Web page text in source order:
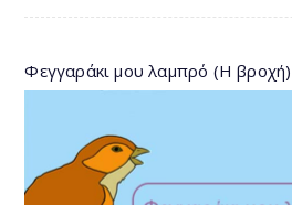
Φεγγαράκι μου λαμπρό (Η βροχή)